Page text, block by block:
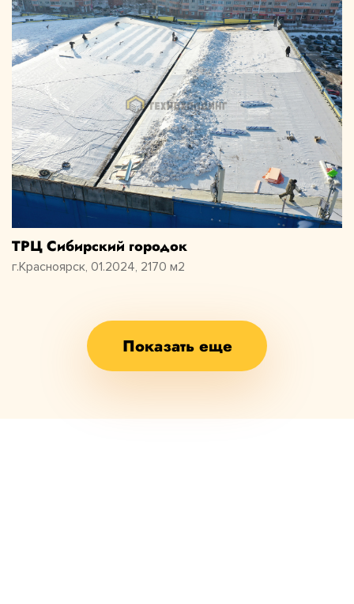
ТРЦ Сибирский городок
г.Красноярск, 01.2024, 2170 м2
Показать еще